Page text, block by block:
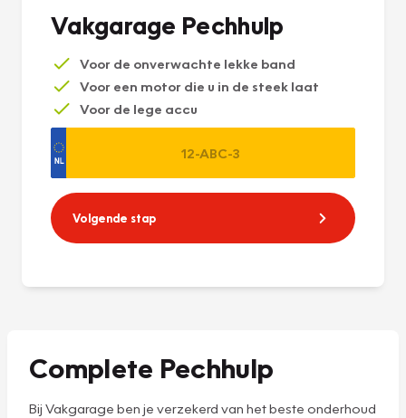
Vakgarage Pechhulp
Voor de onverwachte lekke band
Voor een motor die u in de steek laat
Voor de lege accu
Volgende stap
Complete Pechhulp
Bij Vakgarage ben je verzekerd van het beste onderhoud